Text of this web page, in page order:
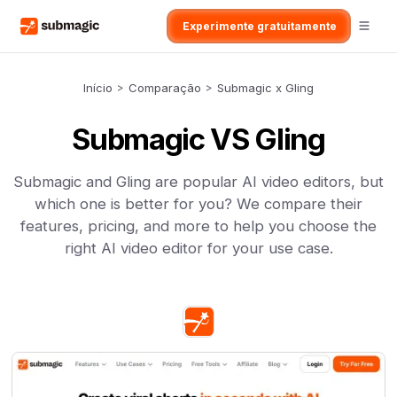
Experimente gratuitamente
Início > Comparação > Submagic x Gling
Submagic VS Gling
Submagic and Gling are popular AI video editors, but
which one is better for you? We compare their
features, pricing, and more to help you choose the
right AI video editor for your use case.